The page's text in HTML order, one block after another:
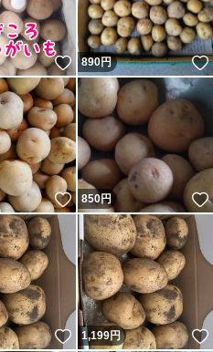
いいね！
890円
いいね！
850円
いいね！
1,199円